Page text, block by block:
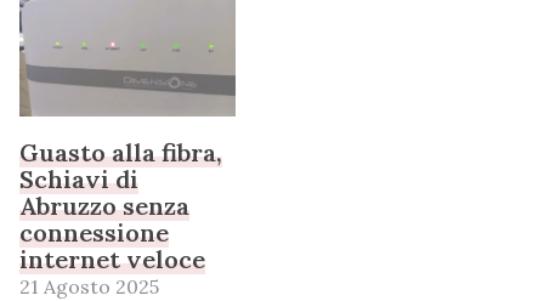
Guasto alla fibra,
Schiavi di
Abruzzo senza
connessione
internet veloce
21 Agosto 2025